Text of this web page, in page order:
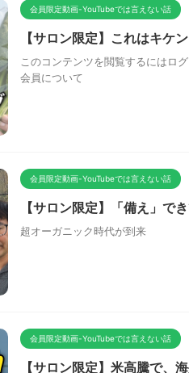
会員限定動画-YouTubeでは言えない話
【サロン限定】これはキケ
このコンテンツを閲覧するにはロ
会員について
会員限定動画-YouTubeでは言えない話
【サロン限定】「備え」で
超オーガニック時代が到来
会員限定動画-YouTubeでは言えない話
【サロン限定】米高騰で、